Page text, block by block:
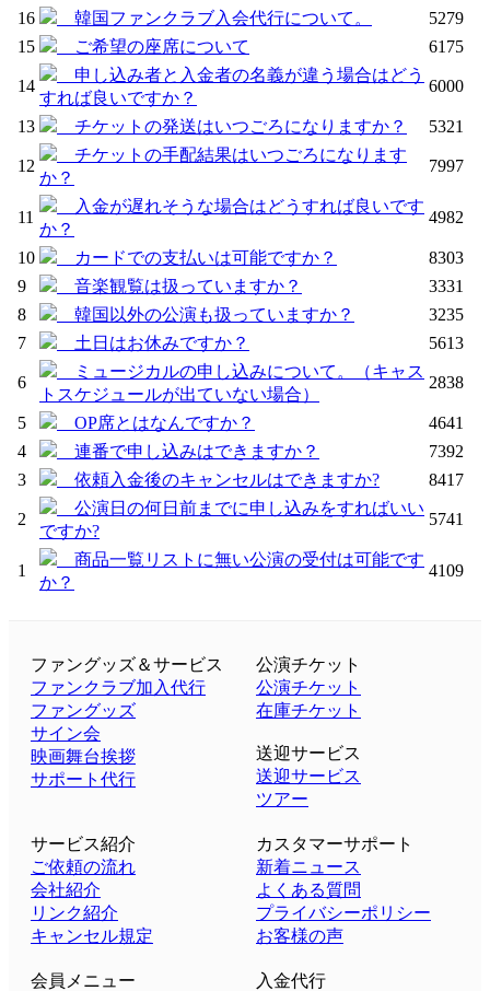
16 韓国ファンクラブ入会代行について。
5279
15
ご希望の座席について 6175
14
申し込み者と入金者の名義が違う場合はどう
すれば良いですか？
6000
13 チケットの発送はいつごろになりますか？ 5321
12
チケットの手配結果はいつごろになります
か？
7997
11
入金が遅れそうな場合はどうすれば良いです
か？
4982
10 カードでの支払いは可能ですか？
8303
9
音楽観覧は扱っていますか？
3331
8
韓国以外の公演も扱っていますか？
3235
7
土日はお休みですか？ 5613
6
ミュージカルの申し込みについて。（キャス
トスケジュールが出ていない場合）
2838
5 OP席とはなんですか？
4641
4
連番で申し込みはできますか？
7392
3
依頼入金後のキャンセルはできますか? 8417
2
公演日の何日前までに申し込みをすればいい
ですか?
5741
1
商品一覧リストに無い公演の受付は可能です
か？
4109
ファングッズ＆サービス
ファンクラブ加入代行
ファングッズ
サイン会
映画舞台挨拶
サポート代行
公演チケット
公演チケット
在庫チケット
送迎サービス
送迎サービス
ツアー
サービス紹介
ご依頼の流れ
会社紹介
リンク紹介
キャンセル規定
カスタマーサポート
新着ニュース
よくある質問
プライバシーポリシー
お客様の声
会員メニュー 入金代行